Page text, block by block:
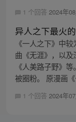
1 个回答 2024年
异人之下最火
《一人之下》中
曲《无涯》，以及
《人美路子野》
被圈粉。 原漫画
1 个回答 2024年